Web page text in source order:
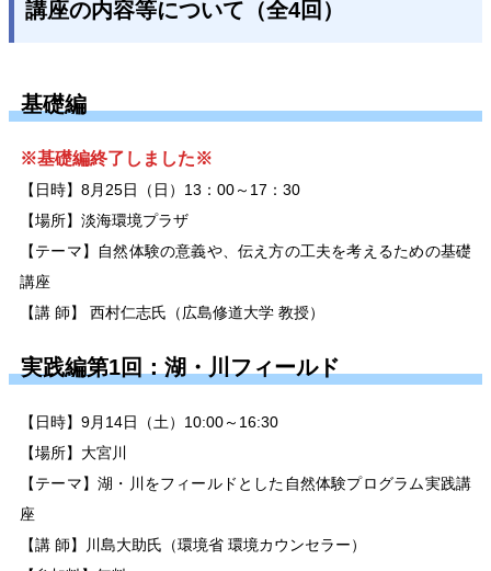
講座の内容等について（全4回）
基礎編
※基礎編終了しました※
【日時】8月25日（日）13：00～17：30
【場所】淡海環境プラザ
【テーマ】自然体験の意義や、伝え方の工夫を考えるための基礎
講座
【講 師】 西村仁志氏（広島修道大学 教授）
実践編第1回：湖・川フィールド
【日時】9月14日（土）10:00～16:30
【場所】大宮川
【テーマ】湖・川をフィールドとした自然体験プログラム実践講
座
【講 師】川島大助氏（環境省 環境カウンセラー）